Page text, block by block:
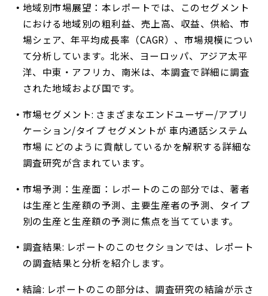
地域別市場展望：本レポートでは、このセグメント
における地域別の粗利益、売上高、収益、供給、市
場シェア、年平均成長率（CAGR）、市場規模につい
て分析しています。北米、ヨーロッパ、アジア太平
洋、中東・アフリカ、南米は、本調査で詳細に調査
された地域および国です。
市場セグメント: さまざまなエンドユーザー/アプリ
ケーション/タイプ セグメントが 車内通話システム
市場 にどのように貢献しているかを解釈する詳細な
調査研究が含まれています。
市場予測：生産面：レポートのこの部分では、著者
は生産と生産額の予測、主要生産者の予測、タイプ
別の生産と生産額の予測に焦点を当てています。
調査結果: レポートのこのセクションでは、レポート
の調査結果と分析を紹介します。
結論: レポートのこの部分は、調査研究の結論が示さ